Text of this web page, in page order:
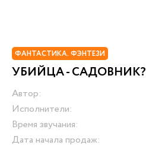
ФАНТАСТИКА. ФЭНТЕЗИ
УБИЙЦА - САДОВНИК?
Автор:
Исполнители:
Время звучания:
Дата начала продаж: